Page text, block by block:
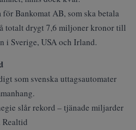
Bankomat AB, som ska betala
totalt drygt 7,6 miljoner kronor till
i Sverige, USA och Irland.
som svenska uttagsautomater
slår rekord – tjänade miljarder